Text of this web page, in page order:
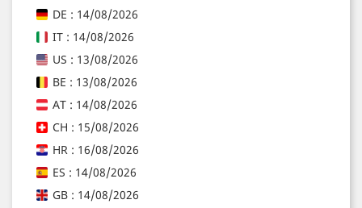
DE : 14/08/2026
IT : 14/08/2026
US : 13/08/2026
BE : 13/08/2026
AT : 14/08/2026
CH : 15/08/2026
HR : 16/08/2026
ES : 14/08/2026
GB : 14/08/2026